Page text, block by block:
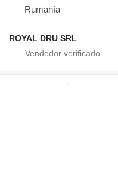
Rumanía
ROYAL DRU SRL